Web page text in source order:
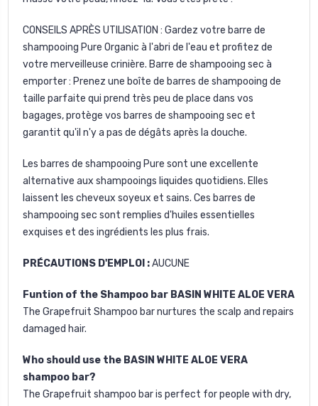
CONSEILS APRÈS UTILISATION : Gardez votre barre de
shampooing Pure Organic à l'abri de l'eau et profitez de
votre merveilleuse crinière. Barre de shampooing sec à
emporter : Prenez une boîte de barres de shampooing de
taille parfaite qui prend très peu de place dans vos
bagages, protège vos barres de shampooing sec et
garantit qu'il n'y a pas de dégâts après la douche.
Les barres de shampooing Pure sont une excellente
alternative aux shampooings liquides quotidiens. Elles
laissent les cheveux soyeux et sains. Ces barres de
shampooing sec sont remplies d'huiles essentielles
exquises et des ingrédients les plus frais.
PRÉCAUTIONS D'EMPLOI :AUCUNE
Funtion of the Shampoo bar BASIN WHITE ALOE VERA
The Grapefruit Shampoo bar nurtures the scalp and repairs
damaged hair.
Who should use the BASIN WHITE ALOE VERA
shampoo bar?
The Grapefruit shampoo bar is perfect for people with dry,